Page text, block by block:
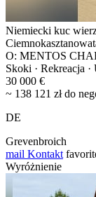
Niemiecki kuc
O: MENTOS
Skoki · Rekreacja ·
30 000 €
~ 138 121 zł do
DE
Grevenbroich
mail Kontakt
Wyróżnienie